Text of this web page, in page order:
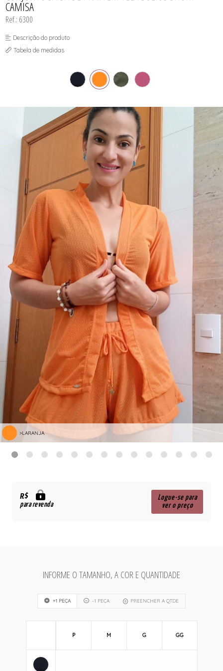
CAMISA
Ref.: 6300
Descrição do produto
Tabela de medidas
>LARANJA
R$
para revenda
Logue-se para
ver o preço
INFORME O TAMANHO, A COR E QUANTIDADE
+1 PEÇA -1 PEÇA PREENCHER A QTDE
P M G GG